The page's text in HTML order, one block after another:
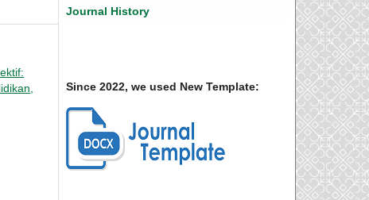
Journal History
Since 2022, we used New Template: